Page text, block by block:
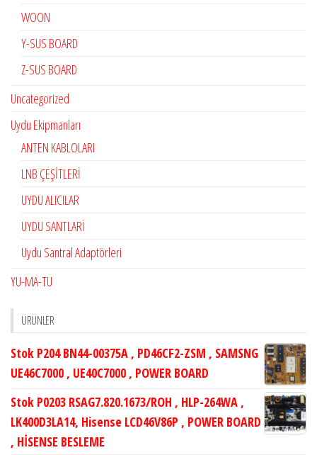
WOON
Y-SUS BOARD
Z-SUS BOARD
Uncategorized
Uydu Ekipmanları
ANTEN KABLOLARI
LNB ÇEŞİTLERİ
UYDU ALICILAR
UYDU SANTLARİ
Uydu Santral Adaptörleri
YU-MA-TU
ÜRÜNLER
Stok P204 BN44-00375A , PD46CF2-ZSM , SAMSNG
UE46C7000 , UE40C7000 , POWER BOARD
Stok P0203 RSAG7.820.1673/ROH , HLP-264WA ,
LK400D3LA14, Hisense LCD46V86P , POWER BOARD
, HİSENSE BESLEME